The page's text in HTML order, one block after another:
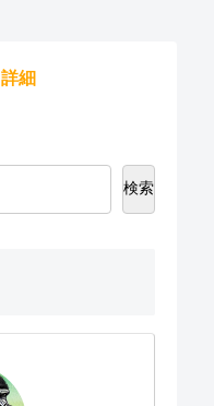
詳細
検索